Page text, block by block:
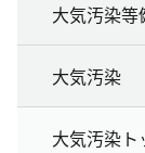
大気汚染
大気汚染
大気汚染ト